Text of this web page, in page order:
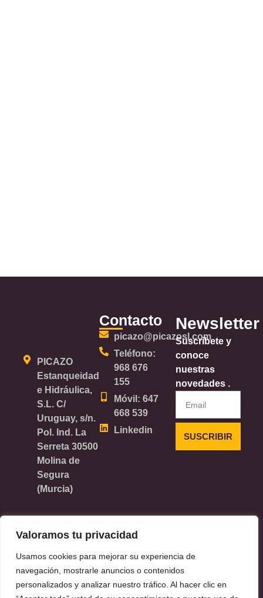
Valoramos tu privacidad
Usamos cookies para mejorar su experiencia de
navegación, mostrarle anuncios o contenidos
personalizados y analizar nuestro tráfico. Al hacer clic en
PICAZO
Estanqueidad
e Hidráulica,
S.L. C/
Uruguay, s/n.
Pol. Ind. La
Serreta 30500
Molina de
Segura
(Murcia)
Contacto
picazo@picazosl.com
Teléfono:
968 676
155
Móvil: 647
668 539
Linkedin
Newsletter
Suscríbete y
conoce
nuestras
novedades .
SUSCRIBIR
Aviso Legal
Política de Privacidad
Política de Cookies
Copyright © 2024 Lenú